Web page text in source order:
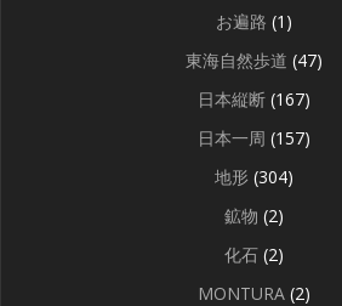
お遍路 (1)
東海自然歩道 (47)
日本縦断 (167)
日本一周 (157)
地形 (304)
鉱物 (2)
化石 (2)
MONTURA (2)